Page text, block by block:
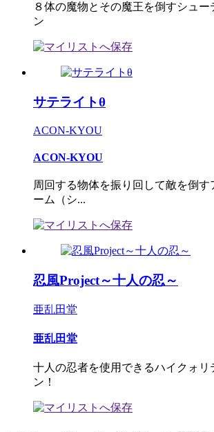
８体の魔物とその魔王を倒すシュー
ン
サテライトθ
ACON-KYOU
ACON-KYOU
周回する物体を振り回して敵を倒
ーム（シ...
忍風Project～十人の忍～
亜乱田堂
亜乱田堂
十人の忍者を使用できるハイクォリ
ン！